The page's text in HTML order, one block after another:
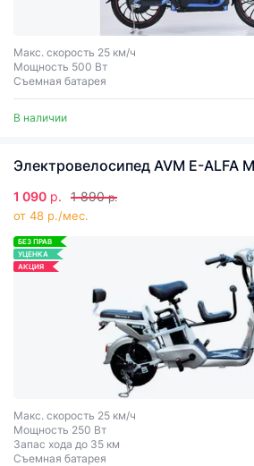
Макс. скорость 25 км/ч
Мощность 500 Вт
Съемная батарея
В наличии
Электровелосипед AVM E-ALFA
1 090 р. 1 890 р.
от 48 р./мес.
БЕЗ ПРАВ
УЦЕНКА
АКЦИЯ
Макс. скорость 25 км/ч
Мощность 250 Вт
Запас хода до 35 км
Съемная батарея